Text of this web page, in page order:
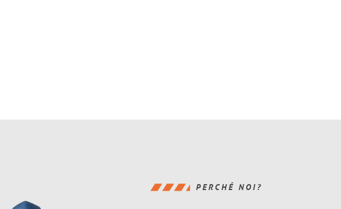
PERCHÉ NOI?